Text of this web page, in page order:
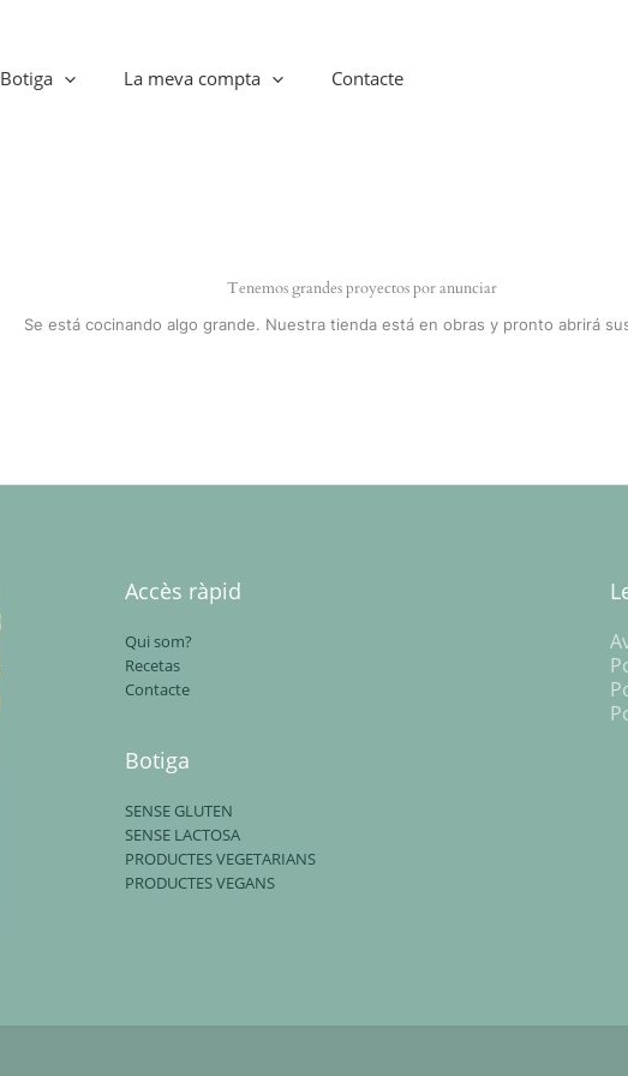
Botiga La meva compta Contacte
Tenemos grandes proyectos por anunciar
Se está cocinando algo grande. Nuestra tienda está en obras y pronto abrirá
Accès ràpid
Qui som?
Recetas
Contacte
Botiga
SENSE GLUTEN
SENSE LACTOSA
PRODUCTES VEGETARIANS
PRODUCTES VEGANS